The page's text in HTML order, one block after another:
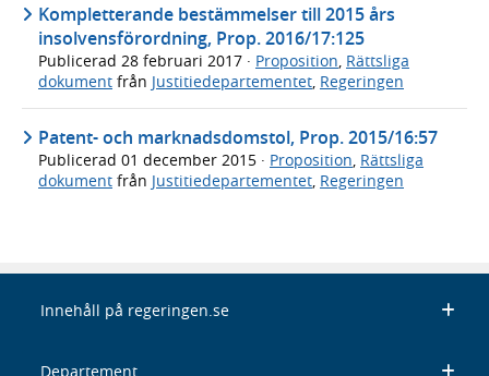
Kompletterande bestämmelser till 2015 års
insolvensförordning, Prop. 2016/17:125
Publicerad 28 februari 2017 · Proposition Rättsliga
dokument från Justitiedepartementet Regeringen
Patent- och marknadsdomstol, Prop. 2015/16:57
Publicerad 01 december 2015 · Proposition, Rättsliga
dokument från Justitiedepartementet, Regeringen
Innehåll på regeringen.se
Departement